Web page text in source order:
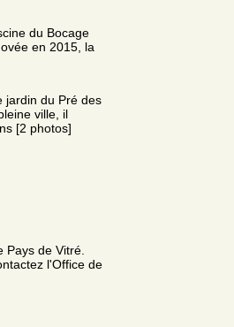
du Bocage
en 2015, la
jardin du Pré des
ville, il
[2 photos]
Pays de Vitré.
l'Office de